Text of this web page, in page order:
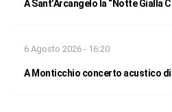
A Sant’Arcangelo la “Notte Gialla
6 Agosto 2026 - 16:20
A Monticchio concerto acustico di